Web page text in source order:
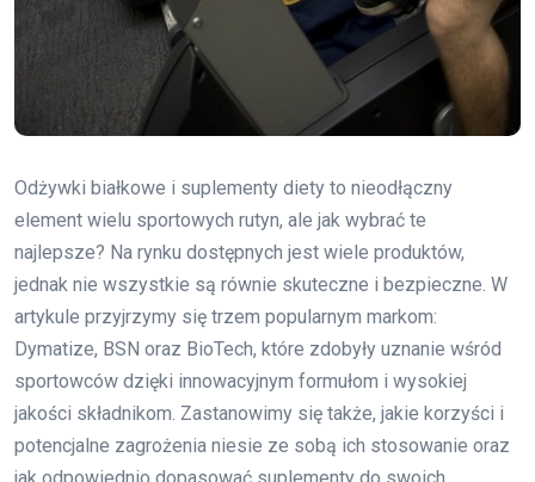
Odżywki białkowe i suplementy diety to nieodłączny
element wielu sportowych rutyn, ale jak wybrać te
najlepsze? Na rynku dostępnych jest wiele produktów,
jednak nie wszystkie są równie skuteczne i bezpieczne. W
artykule przyjrzymy się trzem popularnym markom:
Dymatize, BSN oraz BioTech, które zdobyły uznanie wśród
sportowców dzięki innowacyjnym formułom i wysokiej
jakości składnikom. Zastanowimy się także, jakie korzyści i
potencjalne zagrożenia niesie ze sobą ich stosowanie oraz
jak odpowiednio dopasować suplementy do swoich